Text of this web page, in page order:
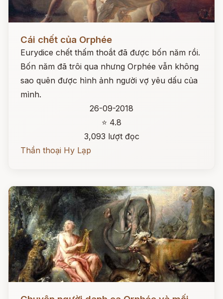
Cái chết của Orphée
Eurydice chết thấm thoắt đã được bốn năm rồi.
Bốn năm đã trôi qua nhưng Orphée vẫn không
sao quên được hình ảnh người vợ yêu dấu của
mình.
26-09-2018
⭐ 4.8
3,093 lượt đọc
Thần thoại Hy Lạp